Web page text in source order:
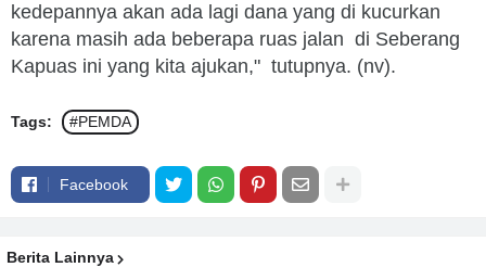
kedepannya akan ada lagi dana yang di kucurkan
karena masih ada beberapa ruas jalan di Seberang
Kapuas ini yang kita ajukan," tutupnya. (nv).
Tags: #PEMDA
Facebook
Berita Lainnya